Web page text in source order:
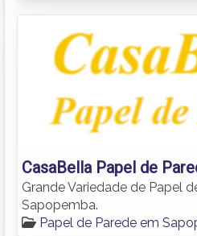
CasaBella Papel de
Grande Variedade de Papel
Sapopemba.
Papel de Parede em